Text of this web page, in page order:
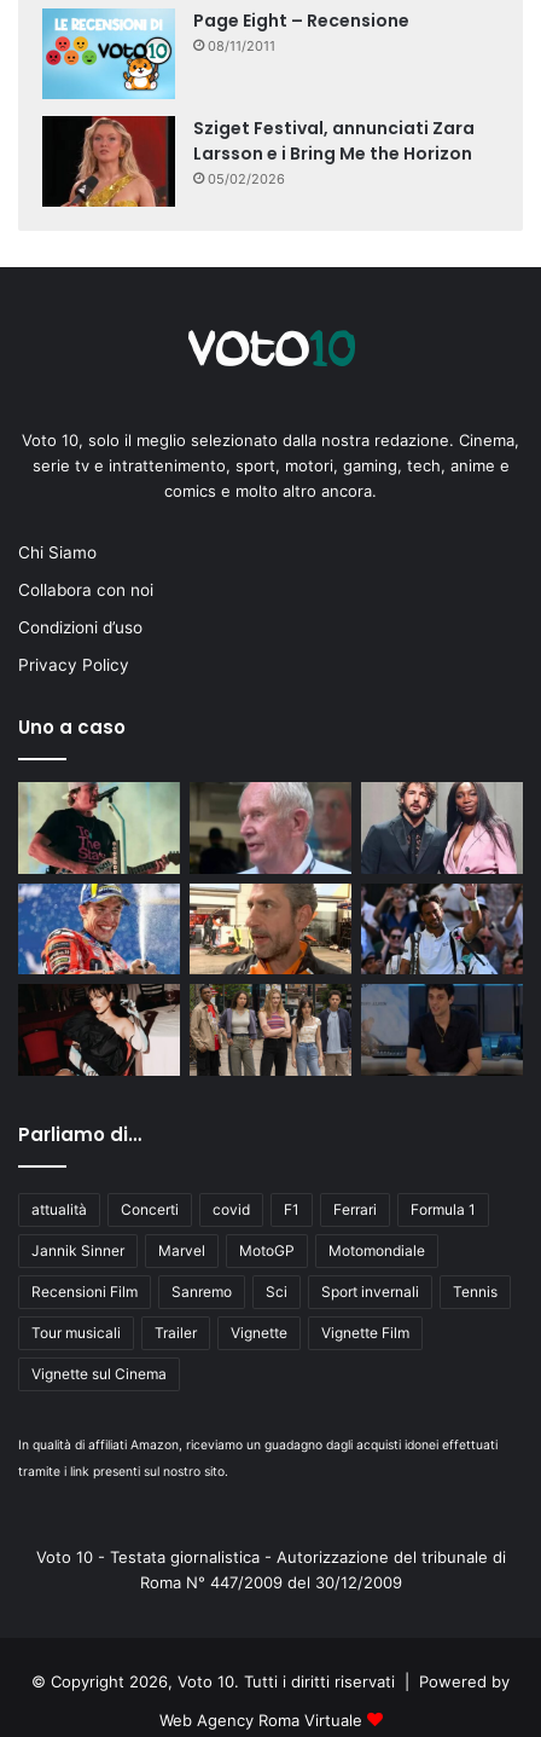
Page Eight – Recensione
08/11/2011
Sziget Festival, annunciati Zara
Larsson e i Bring Me the Horizon
05/02/2026
Voto 10, solo il meglio selezionato dalla nostra redazione. Cinema,
serie tv e intrattenimento, sport, motori, gaming, tech, anime e
comics e molto altro ancora.
Chi Siamo
Collabora con noi
Condizioni d’uso
Privacy Policy
Uno a caso
Parliamo di…
attualità Concerti covid F1 Ferrari Formula 1
Jannik Sinner Marvel MotoGP Motomondiale
Recensioni Film Sanremo Sci Sport invernali Tennis
Tour musicali Trailer Vignette Vignette Film
Vignette sul Cinema
In qualità di affiliati Amazon, riceviamo un guadagno dagli acquisti idonei effettuati
tramite i link presenti sul nostro sito.
Voto 10 - Testata giornalistica - Autorizzazione del tribunale di
Roma N° 447/2009 del 30/12/2009
© Copyright 2026, Voto 10. Tutti i diritti riservati | Powered by
Web Agency Roma Virtuale